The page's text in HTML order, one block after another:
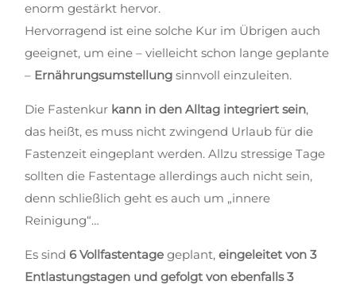
enorm gestärkt hervor.
Hervorragend ist eine solche Kur im Übrigen auch
geeignet, um eine – vielleicht schon lange geplante
– Ernährungsumstellung sinnvoll einzuleiten.
Die Fastenkur kann in den Alltag integriert sein,
das heißt, es muss nicht zwingend Urlaub für die
Fastenzeit eingeplant werden. Allzu stressige Tage
sollten die Fastentage allerdings auch nicht sein,
denn schließlich geht es auch um „innere
Reinigung“…
Es sind6 Vollfastentage geplant, eingeleitet von 3
Entlastungstagen und gefolgt von ebenfalls 3